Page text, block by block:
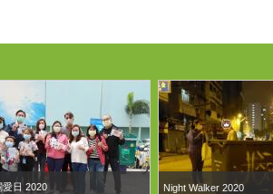
愛日 2020 Night Walker 2020